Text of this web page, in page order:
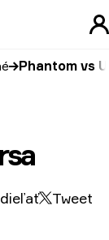
Phantom vs
Tweet